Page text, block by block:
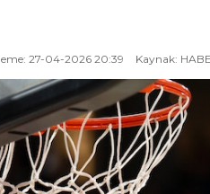
27-04-2026 20:39 Kaynak: